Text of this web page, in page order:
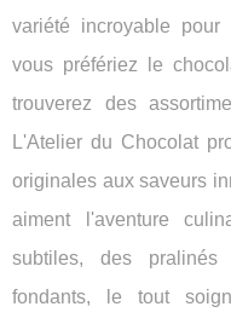
variété incroyable
vous préfériez le
trouverez des
L'Atelier du Chocolat
originales aux saveurs
aiment l'aventure
subtiles, des
fondants, le tout